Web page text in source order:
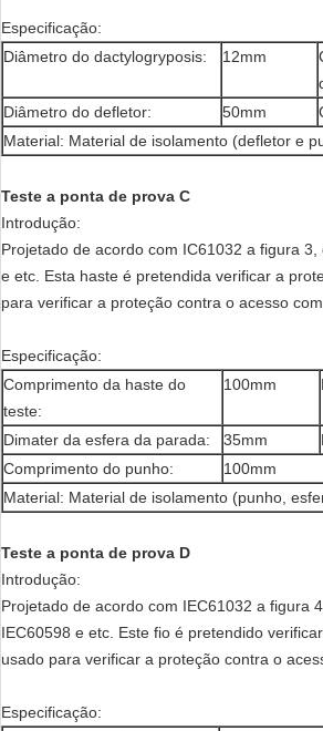
Especificação:
Diâmetro do dactylogryposis:
12mm
Diâmetro do defletor: 50mm
Material: Material de isolamento (defletor e
Teste a ponta de prova C
Introdução:
Projetado de acordo com IC61032 a figura
e etc. Esta haste é pretendida verificar a
para verificar a proteção contra o acesso
Especificação:
Comprimento da haste do
teste:
100mm
Dimater da esfera da parada: 35mm
Comprimento do punho:
100mm
Material: Material de isolamento (punho,
Teste a ponta de prova D
Introdução:
Projetado de acordo com IEC61032 a figura
IEC60598 e etc. Este fio é pretendido
usado para verificar a proteção contra o
Especificação: